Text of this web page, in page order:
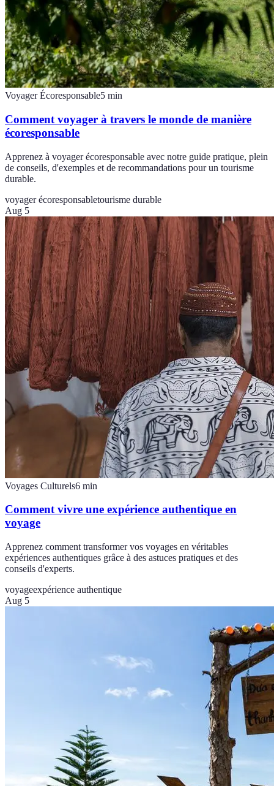
Voyager Écoresponsable5 min
Comment voyager à travers le monde de manière
écoresponsable
Apprenez à voyager écoresponsable avec notre guide pratique, plein
de conseils, d'exemples et de recommandations pour un tourisme
durable.
voyager écoresponsabletourisme durable
Aug 5
Voyages Culturels6 min
Comment vivre une expérience authentique en
voyage
Apprenez comment transformer vos voyages en véritables
expériences authentiques grâce à des astuces pratiques et des
conseils d'experts.
voyageexpérience authentique
Aug 5